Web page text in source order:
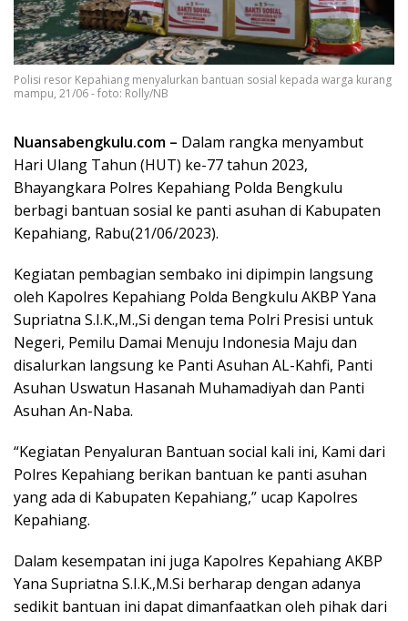
Polisi resor Kepahiang menyalurkan bantuan sosial kepada warga kurang
mampu, 21/06 - foto: Rolly/NB
Nuansabengkulu.com – Dalam rangka menyambut
Hari Ulang Tahun (HUT) ke-77 tahun 2023,
Bhayangkara Polres Kepahiang Polda Bengkulu
berbagi bantuan sosial ke panti asuhan di Kabupaten
Kepahiang, Rabu(21/06/2023).
Kegiatan pembagian sembako ini dipimpin langsung
oleh Kapolres Kepahiang Polda Bengkulu AKBP Yana
Supriatna S.I.K.,M.,Si dengan tema Polri Presisi untuk
Negeri, Pemilu Damai Menuju Indonesia Maju dan
disalurkan langsung ke Panti Asuhan AL-Kahfi, Panti
Asuhan Uswatun Hasanah Muhamadiyah dan Panti
Asuhan An-Naba.
“Kegiatan Penyaluran Bantuan social kali ini, Kami dari
Polres Kepahiang berikan bantuan ke panti asuhan
yang ada di Kabupaten Kepahiang,” ucap Kapolres
Kepahiang.
Dalam kesempatan ini juga Kapolres Kepahiang AKBP
Yana Supriatna S.I.K.,M.Si berharap dengan adanya
sedikit bantuan ini dapat dimanfaatkan oleh pihak dari